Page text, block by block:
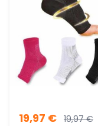
19,97 € 19,97€